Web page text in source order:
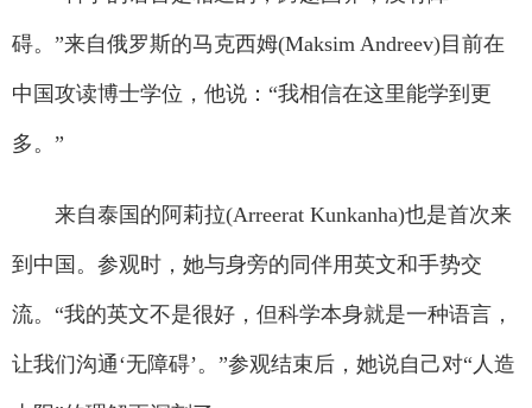
碍。”来自俄罗斯的马克西姆(Maksim Andreev)目前在
中国攻读博士学位，他说：“我相信在这里能学到更
多。”
来自泰国的阿莉拉(Arreerat Kunkanha)也是首次来
到中国。参观时，她与身旁的同伴用英文和手势交
流。“我的英文不是很好，但科学本身就是一种语言，
让我们沟通‘无障碍’。”参观结束后，她说自己对“人造